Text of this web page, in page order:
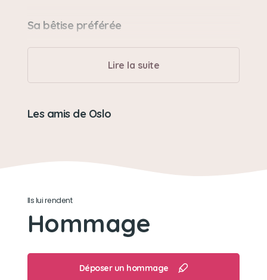
Sa bêtise préférée
Manger le canapés lol
Son caractère
Caractère bien trempés mais un gros cœur
Dormir
Lire la suite
Les amis de Oslo
Ils lui rendent
Hommage
Déposer un hommage